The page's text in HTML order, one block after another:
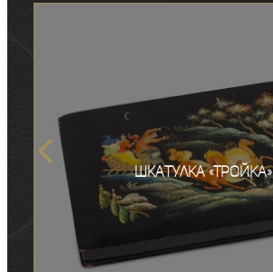
Шкатулка «Тройка»